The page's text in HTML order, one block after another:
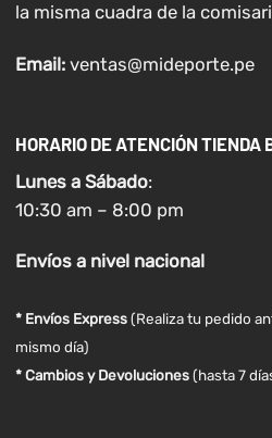
la misma cuadra de la
Email: ventas@mideporte.pe
HORARIO DE ATENCIÓN TIENDA
Lunes a Sábado:
10:30 am – 8:00 pm
Envíosa nivel nacional
* Envíos Express(Realiza tu pedido
mismo día)
* Cambios y Devoluciones (hasta 7